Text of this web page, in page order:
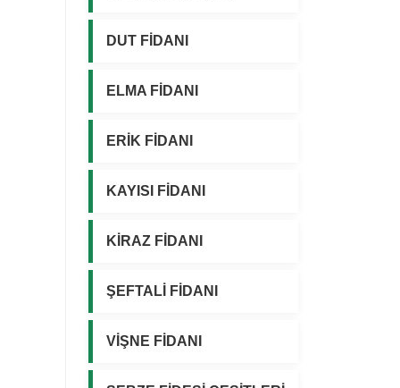
DUT FİDANI
ELMA FİDANI
ERİK FİDANI
KAYISI FİDANI
KİRAZ FİDANI
ŞEFTALİ FİDANI
VİŞNE FİDANI